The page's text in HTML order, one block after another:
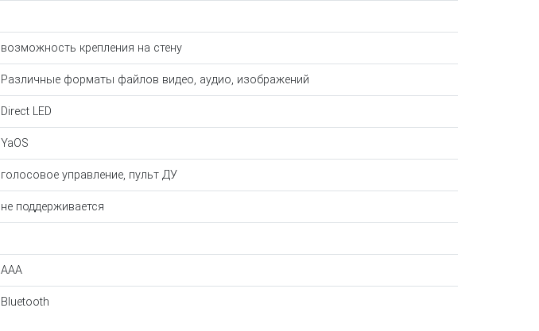
возможность крепления на стену
Различные форматы файлов видео, аудио, изображений
Direct LED
YaOS
голосовое управление, пульт ДУ
не поддерживается
ААА
Bluetooth